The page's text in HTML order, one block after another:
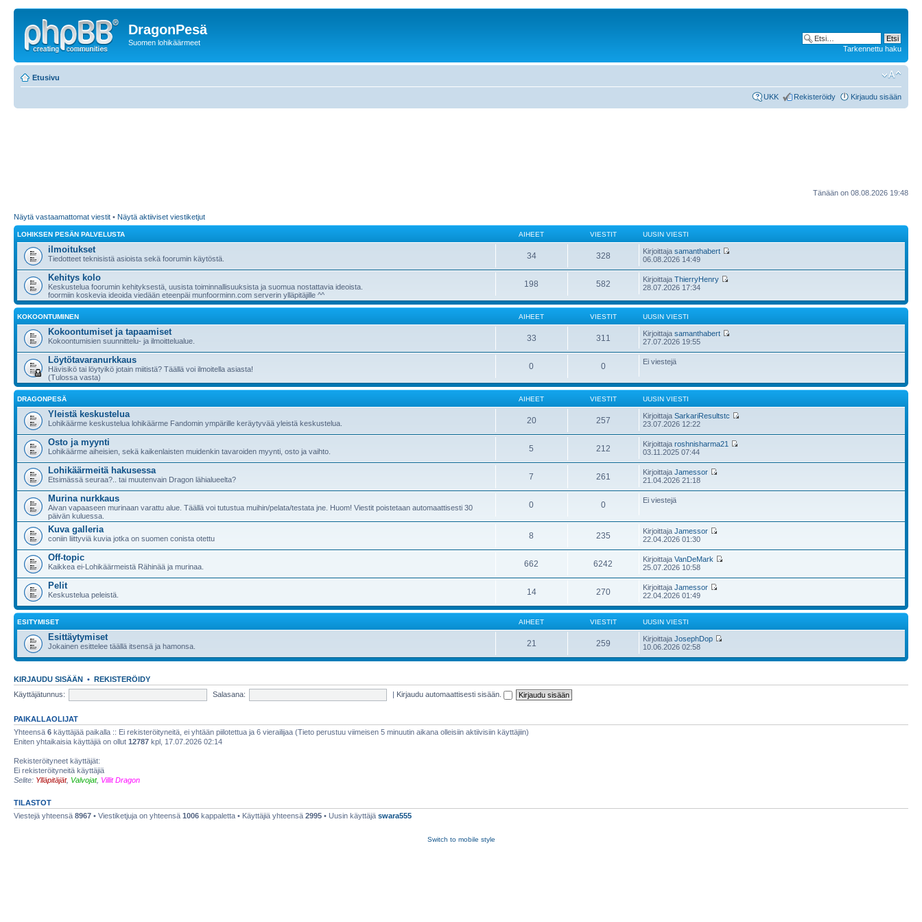
DragonPesä
Suomen lohikäärmeet
Tarkennettu haku
Etusivu
UKK Rekisteröidy Kirjaudu sisään
Tänään on 08.08.2026 19:48
Näytä vastaamattomat viestit • Näytä aktiiviset viestiketjut
LOHIKSEN PESÄN PALVELUSTA AIHEET VIESTIT UUSIN VIESTI
ilmoitukset
Tiedotteet teknisistä asioista sekä foorumin käytöstä. 34 328 Kirjoittajasamanthabert
06.08.2026 14:49
Kehitys kolo
Keskustelua foorumin kehityksestä, uusista toiminnallisuuksista ja suomua nostattavia ideoista.
foormiin koskevia ideoida viedään eteenpäi munfoorminn.com serverin ylläpitäjille ^^
198 582 KirjoittajaThierryHenry
28.07.2026 17:34
KOKOONTUMINEN AIHEET VIESTIT UUSIN VIESTI
Kokoontumiset ja tapaamiset
Kokoontumisien suunnittelu- ja ilmoittelualue. 33 311 Kirjoittajasamanthabert
27.07.2026 19:55
Löytötavaranurkkaus
Hävisikö tai löytyikö jotain miitistä? Täällä voi ilmoitella asiasta!
(Tulossa vasta)
0 0 Ei viestejä
DRAGONPESÄ AIHEET VIESTIT UUSIN VIESTI
Yleistä keskustelua
Lohikäärme keskustelua lohikäärme Fandomin ympärille keräytyvää yleistä keskustelua. 20 257 KirjoittajaSarkariResultstc
23.07.2026 12:22
Osto ja myynti
Lohikäärme aiheisien, sekä kaikenlaisten muidenkin tavaroiden myynti, osto ja vaihto. 5 212 Kirjoittajaroshnisharma21
03.11.2025 07:44
Lohikäärmeitä hakusessa
Etsimässä seuraa?.. tai muutenvain Dragon lähialueelta? 7 261 KirjoittajaJamessor
21.04.2026 21:18
Murina nurkkaus
Aivan vapaaseen murinaan varattu alue. Täällä voi tutustua muihin/pelata/testata jne. Huom! Viestit poistetaan automaattisesti 30
päivän kuluessa.
0 0 Ei viestejä
Kuva galleria
coniin liittyviä kuvia jotka on suomen conista otettu 8 235 KirjoittajaJamessor
22.04.2026 01:30
Off-topic
Kaikkea ei-Lohikäärmeistä Rähinää ja murinaa. 662 6242 KirjoittajaVanDeMark
25.07.2026 10:58
Pelit
Keskustelua peleistä. 14 270 KirjoittajaJamessor
22.04.2026 01:49
ESITYMISET AIHEET VIESTIT UUSIN VIESTI
Esittäytymiset
Jokainen esittelee täällä itsensä ja hamonsa. 21 259 KirjoittajaJosephDop
10.06.2026 02:58
KIRJAUDU SISÄÄN • REKISTERÖIDY
Käyttäjätunnus:
Salasana: | Kirjaudu automaattisesti sisään.
PAIKALLAOLIJAT
Yhteensä 6 käyttäjää paikalla :: Ei rekisteröityneitä, ei yhtään piilotettua ja 6 vierailijaa (Tieto perustuu viimeisen 5 minuutin aikana olleisiin aktiivisiin käyttäjiin)
Eniten yhtaikaisia käyttäjiä on ollut 12787 kpl, 17.07.2026 02:14
Rekisteröityneet käyttäjät:
Ei rekisteröityneitä käyttäjiä
Selite: Ylläpitäjät, Valvojat, Villit Dragon
TILASTOT
Viestejä yhteensä 8967 • Viestiketjuja on yhteensä 1006 kappaletta • Käyttäjiä yhteensä 2995 • Uusin käyttäjä swara555
Switch to mobile style